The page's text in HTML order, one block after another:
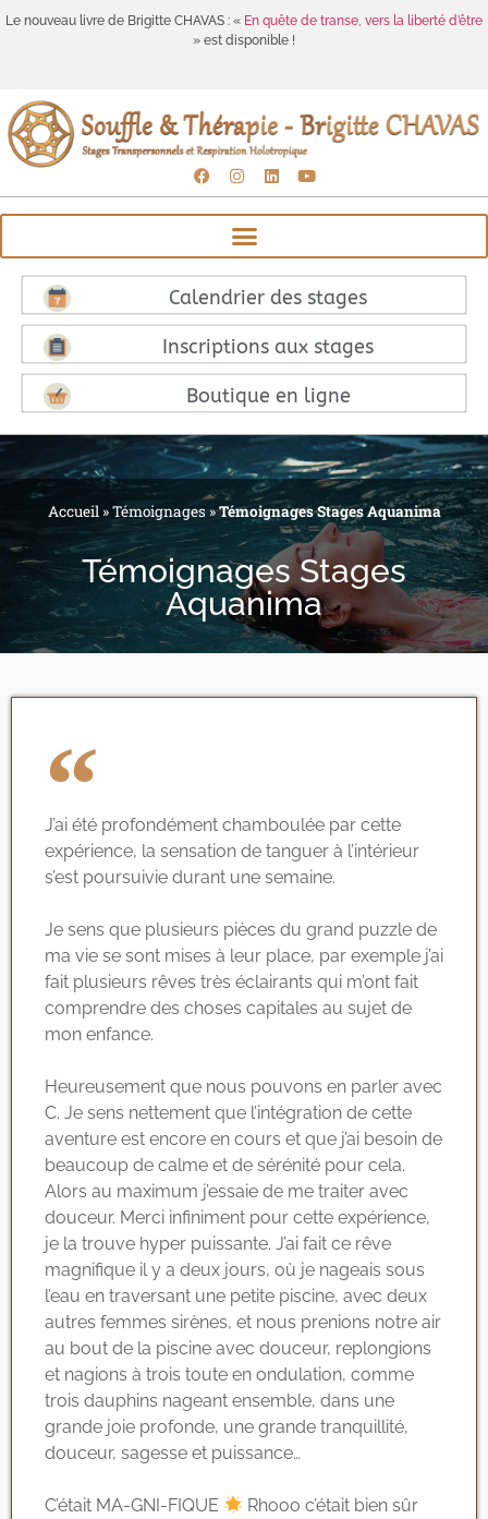
Le nouveau livre de Brigitte CHAVAS : « En quête de transe, vers la liberté d’être
» est disponible !
Calendrier des stages
Inscriptions aux stages
Boutique en ligne
Accueil»Témoignages»Témoignages Stages Aquanima
Témoignages Stages
Aquanima
J’ai été profondément chamboulée par cette
expérience, la sensation de tanguer à l’intérieur
s’est poursuivie durant une semaine.
Je sens que plusieurs pièces du grand puzzle de
ma vie se sont mises à leur place, par exemple j’ai
fait plusieurs rêves très éclairants qui m’ont fait
comprendre des choses capitales au sujet de
mon enfance.
Heureusement que nous pouvons en parler avec
C. Je sens nettement que l’intégration de cette
aventure est encore en cours et que j’ai besoin de
beaucoup de calme et de sérénité pour cela.
Alors au maximum j’essaie de me traiter avec
douceur. Merci infiniment pour cette expérience,
je la trouve hyper puissante. J’ai fait ce rêve
magnifique il y a deux jours, où je nageais sous
l’eau en traversant une petite piscine, avec deux
autres femmes sirènes, et nous prenions notre air
au bout de la piscine avec douceur, replongions
et nagions à trois toute en ondulation, comme
trois dauphins nageant ensemble, dans une
grande joie profonde, une grande tranquillité,
douceur, sagesse et puissance…
C’était MA-GNI-FIQUE
Rhooo c’était bien sûr